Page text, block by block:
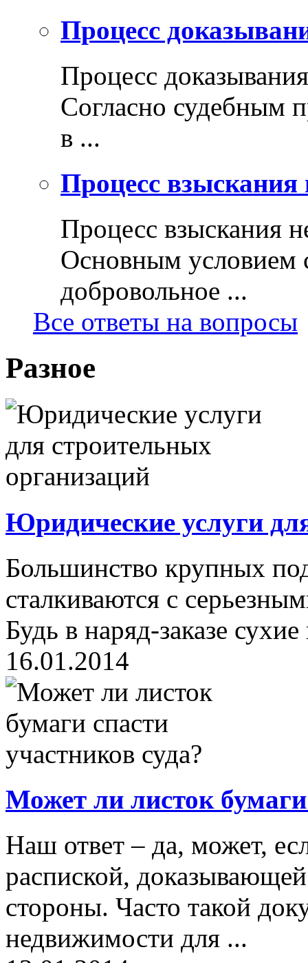
Процесс
Процесс доказывания
Согласно судебным
в ...
Процесс взыскания
Процесс взыскания
Основным условием
добровольное ...
Все ответы на вопросы
Разное
Юридические услуги
Большинство крупных
сталкиваются с
Будь в наряд-заказе
16.01.2014
Может ли листок бумаги
Наш ответ – да, может,
распиской,
стороны. Часто такой
недвижимости для ...